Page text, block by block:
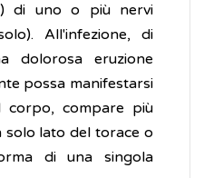
di uno o più nervi
All'infezione, di
dolorosa eruzione
possa manifestarsi
corpo, compare più
solo lato del torace o
di una singola